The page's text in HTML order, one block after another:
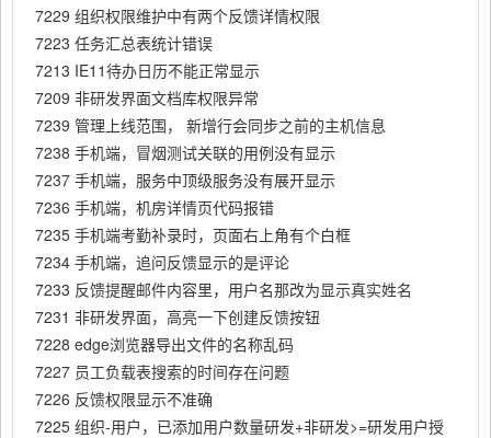
7229 组织权限维护中有两个反馈详情权限
7223 任务汇总表统计错误
7213 IE11待办日历不能正常显示
7209 非研发界面文档库权限异常
7239 管理上线范围， 新增行会同步之前的主机信息
7238 手机端，冒烟测试关联的用例没有显示
7237 手机端，服务中顶级服务没有展开显示
7236 手机端，机房详情页代码报错
7235 手机端考勤补录时，页面右上角有个白框
7234 手机端，追问反馈显示的是评论
7233 反馈提醒邮件内容里，用户名那改为显示真实姓名
7231 非研发界面，高亮一下创建反馈按钮
7228 edge浏览器导出文件的名称乱码
7227 员工负载表搜索的时间存在问题
7226 反馈权限显示不准确
7225 组织-用户，已添加用户数量研发+非研发>=研发用户授